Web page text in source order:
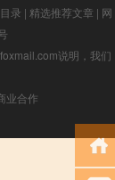
录 | 精选推荐文章 | 网
说明，我们
业合作